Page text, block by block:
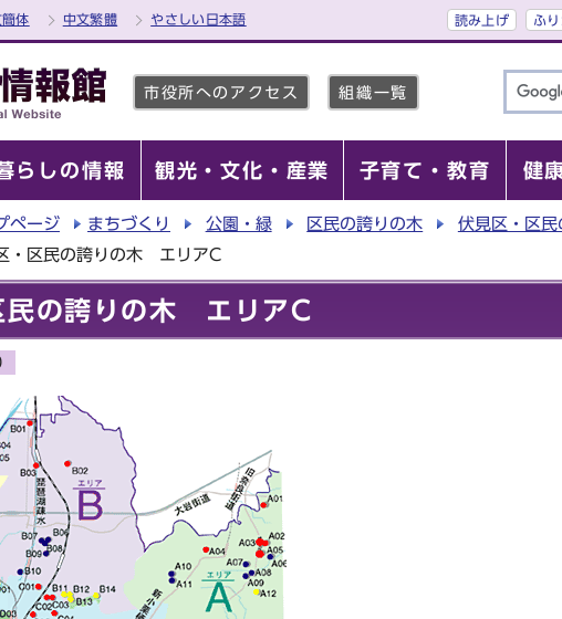
簡体 中文繁體 やさしい日本語 読み上げ ふ
市役所へのアクセス 組織一覧
らしの情報 観光・文化・産業 子育て・教育 健
ページ まちづくり 公園・緑 区民の誇りの木
伏見区・区民
・区民の誇りの木 エリアC
民の誇りの木 エリアC